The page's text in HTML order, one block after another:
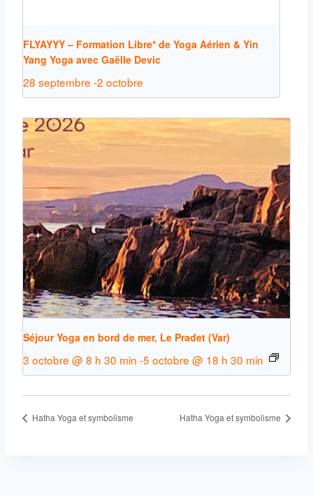
FLYAYYY – Formation Libre* de Yoga Aérien & Yin
Yang Yoga avec Gaëlle Devic
28 septembre -2 octobre
Séjour Yoga en bord de mer, Le Pradet (Var)
3 octobre @ 8 h 30 min -5 octobre @ 18 h 30 min
Hatha Yoga et symbolisme Hatha Yoga et symbolisme